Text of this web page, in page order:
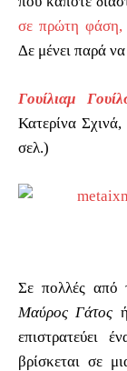
σε πρώτη φάση,
Δε μένει παρά
Γουίλιαμ
Κατερίνα
σελ.)
Σε πολλές από
Μαύρος Γάτος ή
επιστρατεύει
βρίσκεται σε